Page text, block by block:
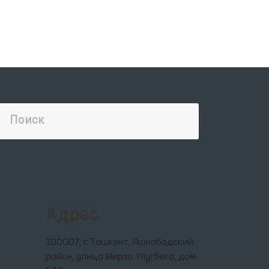
100007, г. Ташкент, Яшнабадский
район, улица Мирзо Улугбека, дом